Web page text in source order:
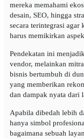
mereka memahami
desain, SEO, hingga
secara terintegrasi agar
harus memikirkan
Pendekatan ini
vendor, melainkan
bisnis bertumbuh di
yang memberikan
dan dampak nyata dari
Apabila dibedah lebih
hanya simbol
bagaimana sebuah